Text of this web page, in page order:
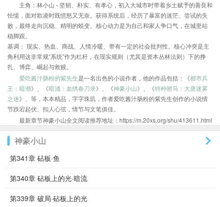
主角：林小山 - 坚韧、朴实、有孝心，初入大城市时带着乡土赋予的善良和
怯懦，面对欺凌时既愤怒又无奈。获得系统后，经历了暴富的迷茫、尝试的失
败，最终走向沉稳、精明的蜕变。核心动力是为自己和家人争口气，在城里站
稳脚跟。
基调： 现实、热血、商战、人情冷暖、带有一定的社会批判性。核心冲突是主
角利用这非常规“系统”作为杠杆，在现实规则（尤其是资本丛林法则）下的挣
扎、博弈、崛起与救赎。
爱吃酱汁肠粉的紫先生是一名出色的小说作者，他的作品包括：《都市兵
王：暗潮》、《暗涌：血绣春刀录》、《神豪小山》、《特种驸马：大唐迷雾
之迷》、等，本本精品，字字珠玑，作者爱吃酱汁肠粉的紫先生创作的小说情
节跌宕起伏、扣人心弦，情节与文笔俱佳。
最新章节神豪小山全文阅读推荐地址：https://m.20xs.org/shu/413611.html
神豪小山
第341章 砧板·鱼
第340章 砧板上的光·暗流
第339章 破局·砧板上的光